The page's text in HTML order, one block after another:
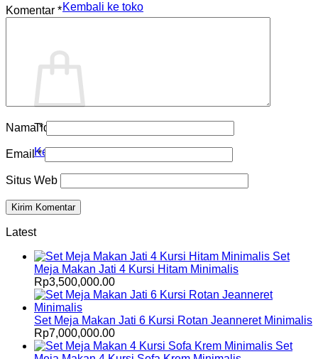
Kembali ke toko
Tidak ada produk di keranjang.
Kembali ke toko
Komentar *
Nama*
Email*
Situs Web
Latest
Set
Meja Makan Jati 4 Kursi Hitam Minimalis
Rp3,500,000.00
Set Meja Makan Jati 6 Kursi Rotan Jeanneret Minimalis
Rp7,000,000.00
Set